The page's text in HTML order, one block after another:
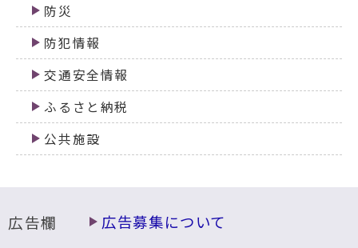
防災
防犯情報
交通安全情報
ふるさと納税
公共施設
広告欄 広告募集について